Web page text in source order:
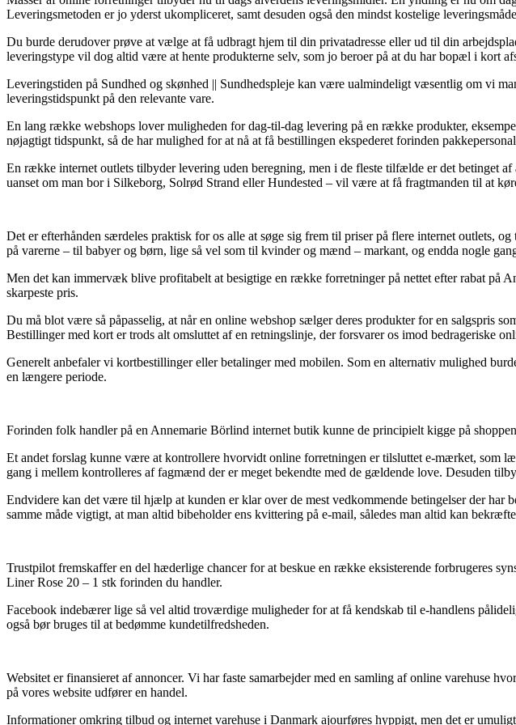
Leveringsmetoden er jo yderst ukompliceret, samt desuden også den mindst kostelige
Du burde derudover prøve at vælge at få udbragt hjem til din privatadresse eller ud til din
leveringstype vil dog altid være at hente produkterne selv, som jo beroer på at du har bopæl i kort
Leveringstiden på Sundhed og skønhed || Sundhedspleje kan være ualmindeligt væsentlig om vi
leveringstidspunkt på den relevante vare.
En lang række webshops lover muligheden for dag-til-dag levering på en række produkter,
nøjagtigt tidspunkt, så de har mulighed for at nå at få bestillingen ekspederet forinden
En række internet outlets tilbyder levering uden beregning, men i de fleste tilfælde er det betinget
uanset om man bor i Silkeborg, Solrød Strand eller Hundested – vil være at få fragtmanden til at
Det er efterhånden særdeles praktisk for os alle at søge sig frem til priser på flere internet outlets,
på varerne – til babyer og børn, lige så vel som til kvinder og mænd – markant, og endda nogle
Men det kan immervæk blive profitabelt at besigtige en række forretninger på nettet efter rabat på
skarpeste pris.
Du må blot være så påpasselig, at når en online webshop sælger deres produkter for en salgspris
Bestillinger med kort er trods alt omsluttet af en retningslinje, der forsvarer os imod bedrageriske
Generelt anbefaler vi kortbestillinger eller betalinger med mobilen. Som en alternativ mulighed
en længere periode.
Forinden folk handler på en Annemarie Börlind internet butik kunne de principielt kigge på
Et andet forslag kunne være at kontrollere hvorvidt online forretningen er tilsluttet e-mærket, som
gang i mellem kontrolleres af fagmænd der er meget bekendte med de gældende love. Desuden
Endvidere kan det være til hjælp at kunden er klar over de mest vedkommende betingelser der
samme måde vigtigt, at man altid bibeholder ens kvittering på e-mail, således man altid kan
Trustpilot fremskaffer en del hæderlige chancer for at beskue en række eksisterende forbrugeres
Liner Rose 20 – 1 stk forinden du handler.
Facebook indebærer lige så vel altid troværdige muligheder for at få kendskab til e-handlens
også bør bruges til at bedømme kundetilfredsheden.
Websitet er finansieret af annoncer. Vi har faste samarbejder med en samling af online varehuse
på vores website udfører en handel.
Informationer omkring tilbud og internet varehuse i Danmark ajourføres hyppigt, men det er